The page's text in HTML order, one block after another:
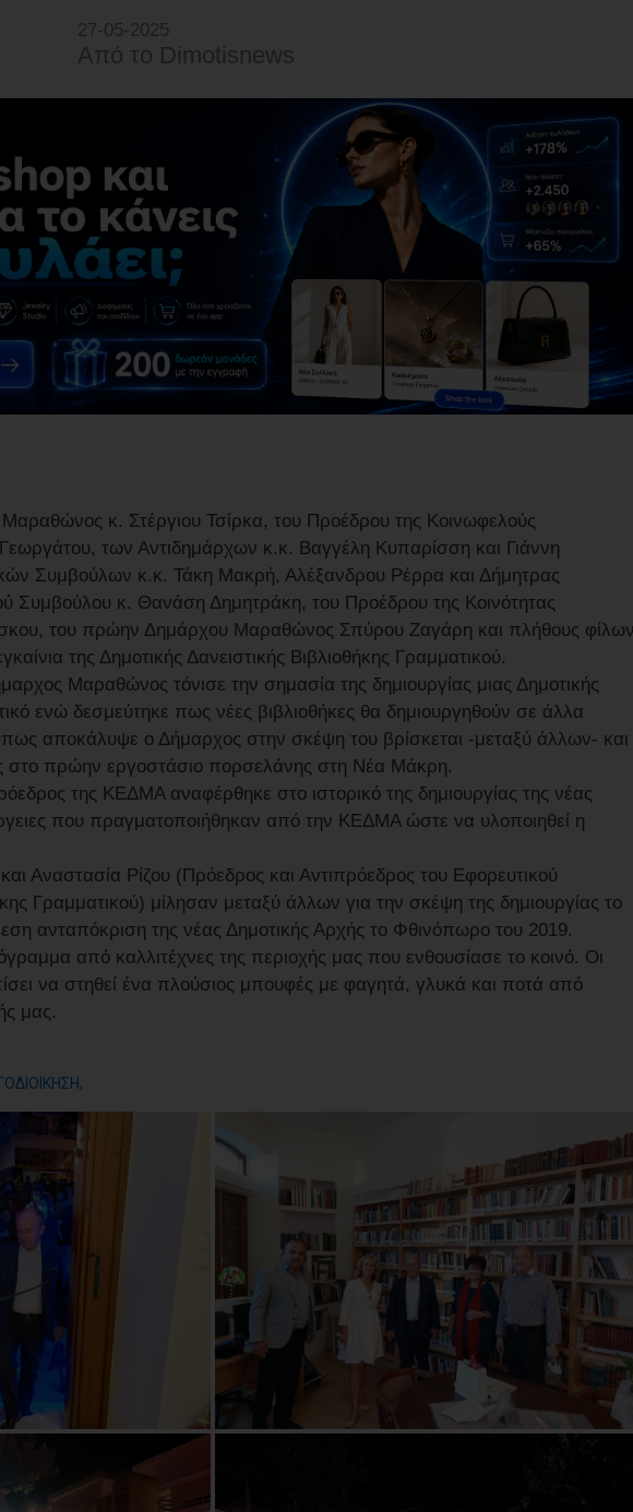
27-05-2025
Από τo Dimotisnews
κ. Στέργιου Τσίρκα, του Προέδρου της Κοινωφελούς
των Αντιδημάρχων κ.κ. Βαγγέλη Κυπαρίσση και Γιάννη
Συμβούλων κ.κ. Τάκη Μακρή, Αλέξανδρου Ρέρρα και Δήμητρας
Συμβούλου κ. Θανάση Δημητράκη, του Προέδρου της Κοινότητας
του πρώην Δημάρχου Μαραθώνος Σπύρου Ζαγάρη και πλήθους
της Δημοτικής Δανειστικής Βιβλιοθήκης Γραμματικού.
Μαραθώνος τόνισε την σημασία της δημιουργίας μιας Δημοτικής
ενώ δεσμεύτηκε πως νέες βιβλιοθήκες θα δημιουργηθούν σε άλλα
αποκάλυψε ο Δήμαρχος στην σκέψη του βρίσκεται -μεταξύ άλλων- και
στο πρώην εργοστάσιο πορσελάνης στη Νέα Μάκρη.
της ΚΕΔΜΑ αναφέρθηκε στο ιστορικό της δημιουργίας της νέας
που πραγματοποιήθηκαν από την ΚΕΔΜΑ ώστε να υλοποιηθεί η
Αναστασία Ρίζου (Πρόεδρος και Αντιπρόεδρος του Εφορευτικού
Γραμματικού) μίλησαν μεταξύ άλλων για την σκέψη της δημιουργίας το
ανταπόκριση της νέας Δημοτικής Αρχής το Φθινόπωρο του 2019.
από καλλιτέχνες της περιοχής μας που ενθουσίασε το κοινό. Οι
να στηθεί ένα πλούσιος μπουφές με φαγητά, γλυκά και ποτά από
μας.
,